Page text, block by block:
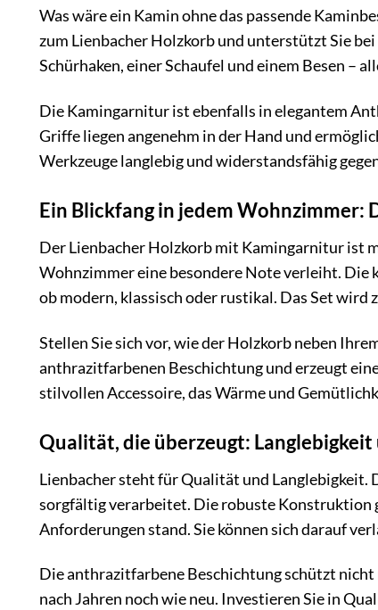
Was wäre ein Kamin ohne das passende
zum Lienbacher Holzkorb und unterstützt Sie
Schürhaken, einer Schaufel und einem Besen –
Die Kamingarnitur ist ebenfalls in elegantem
Griffe liegen angenehm in der Hand und
Werkzeuge langlebig und widerstandsfähig
Ein Blickfang in jedem Wohnzimmer:
Der Lienbacher Holzkorb mit Kamingarnitur ist
Wohnzimmer eine besondere Note verleiht. Die
ob modern, klassisch oder rustikal. Das Set
Stellen Sie sich vor, wie der Holzkorb neben
anthrazitfarbenen Beschichtung und erzeugt
stilvollen Accessoire, das Wärme und
Qualität, die überzeugt:
Lienbacher steht für Qualität und
sorgfältig verarbeitet. Die robuste Konstruktion
Anforderungen stand. Sie können sich darauf
Die anthrazitfarbene Beschichtung schützt
nach Jahren noch wie neu. Investieren Sie in